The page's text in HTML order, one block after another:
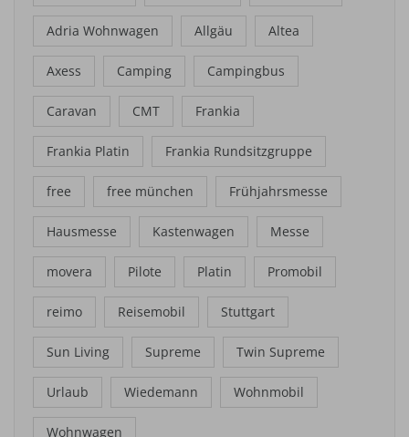
Adria Wohnwagen Allgäu Altea
Axess Camping Campingbus
Caravan CMT Frankia
Frankia Platin Frankia Rundsitzgruppe
free free münchen Frühjahrsmesse
Hausmesse Kastenwagen Messe
movera Pilote Platin Promobil
reimo Reisemobil Stuttgart
Sun Living Supreme Twin Supreme
Urlaub Wiedemann Wohnmobil
Wohnwagen